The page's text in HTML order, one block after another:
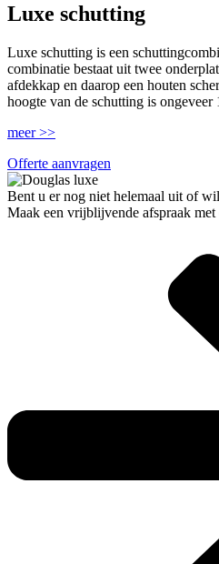
Luxe schutting
Luxe schutting is een
combinatie bestaat uit twee
afdekkap en daarop een houten
hoogte van de schutting is ongeveer
meer >>
Offerte aanvragen
Bent u er nog niet helemaal uit of
Maak een vrijblijvende afspraak